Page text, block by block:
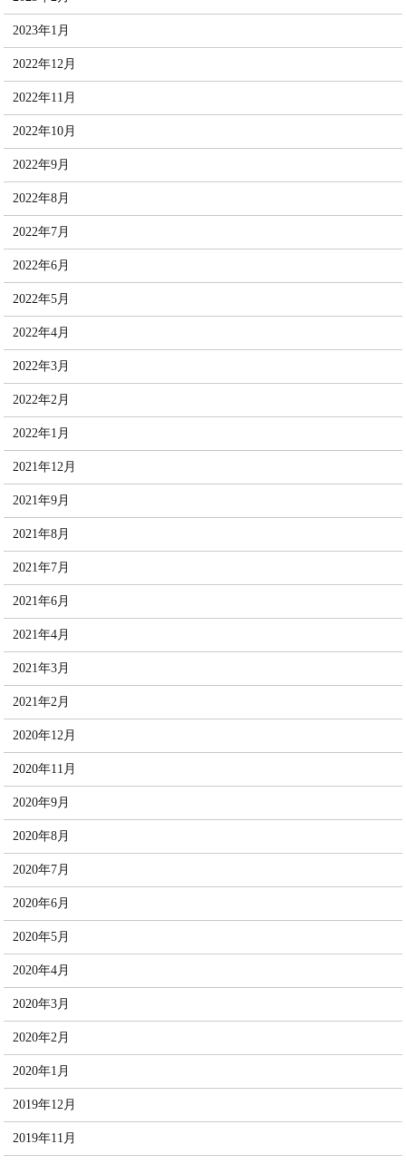
2023年1月
2022年12月
2022年11月
2022年10月
2022年9月
2022年8月
2022年7月
2022年6月
2022年5月
2022年4月
2022年3月
2022年2月
2022年1月
2021年12月
2021年9月
2021年8月
2021年7月
2021年6月
2021年4月
2021年3月
2021年2月
2020年12月
2020年11月
2020年9月
2020年8月
2020年7月
2020年6月
2020年5月
2020年4月
2020年3月
2020年2月
2020年1月
2019年12月
2019年11月